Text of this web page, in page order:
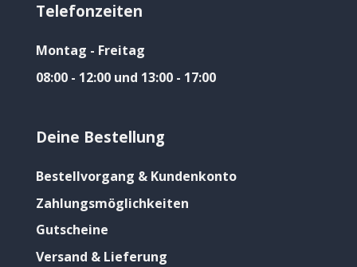
Telefonzeiten
Montag - Freitag
08:00 - 12:00 und 13:00 - 17:00
Deine Bestellung
Bestellvorgang & Kundenkonto
Zahlungsmöglichkeiten
Gutscheine
Versand & Lieferung